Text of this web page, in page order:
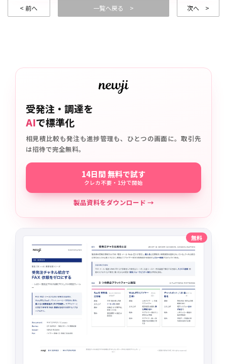
< 前へ 一覧へ戻る > 次へ >
受発注・調達を
AIで標準化
相見積比較も発注も進捗管理も、ひとつの画面に。取引先
は招待で完全無料。
14日間 無料で試す
クレカ不要・1分で開始
製品資料をダウンロード →
無料